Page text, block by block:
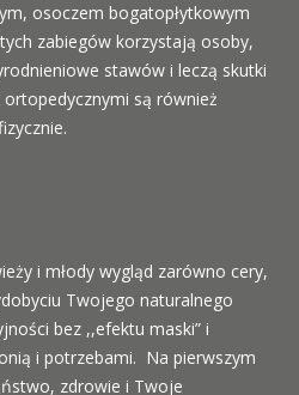
osoczem bogatopłytkowym
zabiegów korzystają osoby,
stawów i leczą skutki
są również
i młody wygląd zarówno cery,
Twojego naturalnego
bez ,,efektu maski” i
i potrzebami. Na pierwszym
zdrowie i Twoje